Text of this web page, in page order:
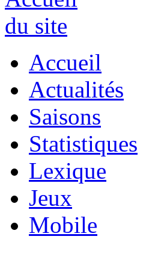
Accueil
Actualités
Saisons
Statistiques
Lexique
Jeux
Mobile